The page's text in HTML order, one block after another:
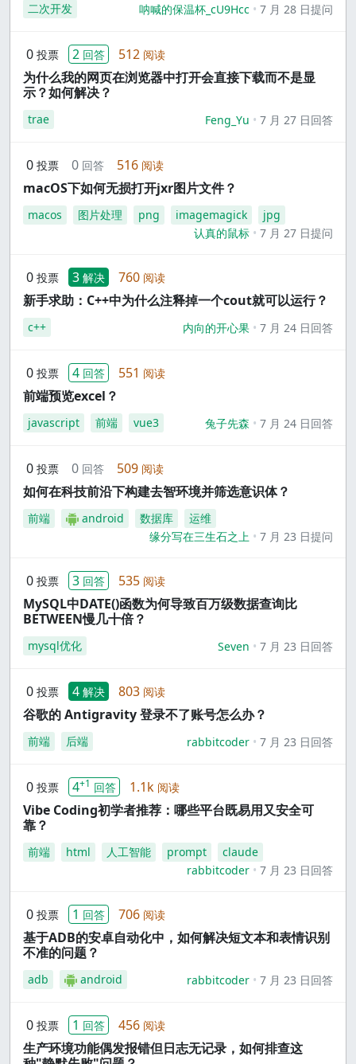
二次开发 呐喊的保温杯_cU9Hcc 7 月 28 日提问
0 投票 2 回答 512 阅读
为什么我的网页在浏览器中打开会直接下载而不是显
示？如何解决？
trae Feng_Yu 7 月 27 日回答
0 投票 0 回答 516 阅读
macOS下如何无损打开jxr图片文件？
macos 图片处理 png imagemagick
jpg
认真的鼠标
7 月 27 日提问
0 投票 3 解决 760 阅读
新手求助：C++中为什么注释掉一个cout就可以运行？
c++ 内向的开心果 7 月 24 日回答
0 投票 4 回答 551 阅读
前端预览excel？
javascript 前端 vue3 兔子先森 7 月 24 日回答
0 投票 0 回答 509 阅读
如何在科技前沿下构建去智环境并筛选意识体？
前端 android 数据库
运维
缘分写在三生石之上
7 月 23 日提问
0 投票 3 回答 535 阅读
MySQL中DATE()函数为何导致百万级数据查询比
BETWEEN慢几十倍？
mysql优化 Seven 7 月 23 日回答
0 投票 4 解决 803 阅读
谷歌的 Antigravity 登录不了账号怎么办？
前端 后端 rabbitcoder 7 月 23 日回答
0 投票 4+1 回答 1.1k 阅读
Vibe Coding初学者推荐：哪些平台既易用又安全可
靠？
前端 html 人工智能 prompt
claude
rabbitcoder
7 月 23 日回答
0 投票 1 回答 706 阅读
基于ADB的安卓自动化中，如何解决短文本和表情识别
不准的问题？
adb android rabbitcoder 7 月 23 日回答
0 投票 1 回答 456 阅读
生产环境功能偶发报错但日志无记录，如何排查这